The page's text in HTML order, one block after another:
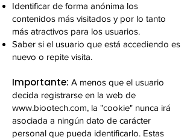
Identificar de forma anónima los
contenidos más visitados y por lo tanto
más atractivos para los usuarios.
Saber si el usuario que está accediendo es
nuevo o repite visita.
Importante: A menos que el usuario
decida registrarse en la web de
www.biootech.com, la "cookie" nunca irá
asociada a ningún dato de carácter
personal que pueda identificarlo. Estas